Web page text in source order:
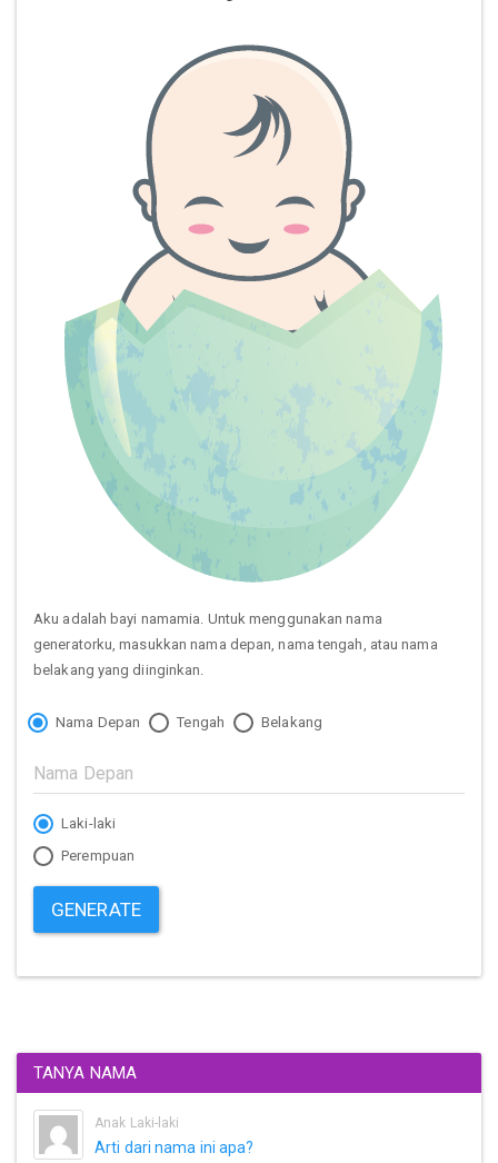
Aku adalah bayi namamia. Untuk menggunakan nama
generatorku, masukkan nama depan, nama tengah, atau nama
belakang yang diinginkan.
Nama Depan Tengah Belakang
Laki-laki
Perempuan
GENERATE
TANYA NAMA
Anak Laki-laki
Arti dari nama ini apa?